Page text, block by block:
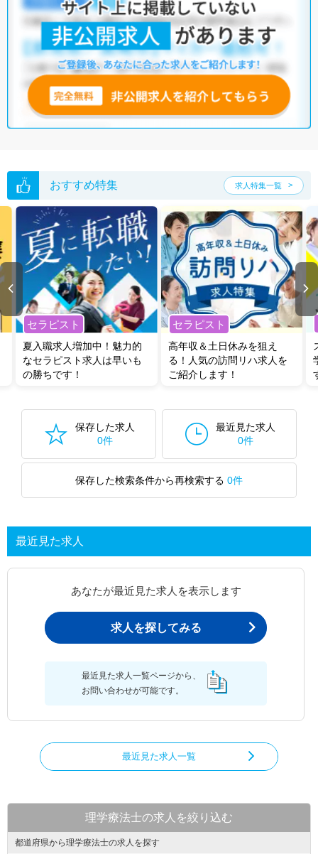
・クリニック・介護福祉施設・訪問リハビリ(在宅医療)
リハビリ
・ 保育園
他の条件でも人気の求人がございますので、「こだわり条件」から検索
いただくか、お気軽にお問い合わせください。
全国の理学療法士求人から検索いただくことも可能です。
無料転職支援サービス
にお申し込みいただくと、ご希望条件をヒアリン
グした上で求人をご提案いたします。
転職支援の他、情報収集や募集状況の確認も、お気軽にご相談くださ
い。
おすすめ特集 求人特集一覧
セラピスト
夏入職求人増加中！魅力的
なセラピスト求人は早いも
の勝ちです！
セラピスト
高年収＆土日休みを狙え
る！人気の訪問リハ求人を
ご紹介します！
保存した求人
0件
最近見た求人
0件
保存した検索条件から再検索する 0件
最近見た求人
あなたが最近見た求人を表示します
求人を探してみる
最近見た求人一覧ページから、
お問い合わせが可能です。
最近見た求人一覧
理学療法士の求人を絞り込む
都道府県から理学療法士の求人を探す